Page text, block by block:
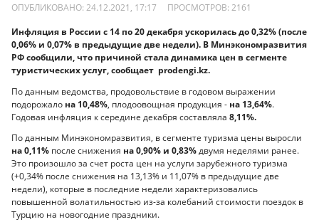
ОПУБЛИКОВАНО: 24.12.2021, 17:17 ПРОСМОТРОВ: 2161
Инфляция в России с 14 по 20 декабря ускорилась до 0,32% (после
0,06% и 0,07% в предыдущие две недели). В Минэкономразвития
РФ сообщили, что причиной стала динамика цен в сегменте
туристических услуг, сообщает prodengi.kz.
По данным ведомства, продовольствие в годовом выражении
подорожало на 10,48%, плодоовощная продукция - на 13,64%.
Годовая инфляция к середине декабря составляла 8,11%.
По данным Минэкономразвития, в сегменте туризма цены выросли
на 0,11% после снижения на 0,90% и 0,83%двумя неделями ранее.
Это произошло за счет роста цен на услуги зарубежного туризма
(+0,34% после снижения на 13,13% и 11,07% в предыдущие две
недели), которые в последние недели характеризовались
повышенной волатильностью из-за колебаний стоимости поездок в
Турцию на новогодние праздники.